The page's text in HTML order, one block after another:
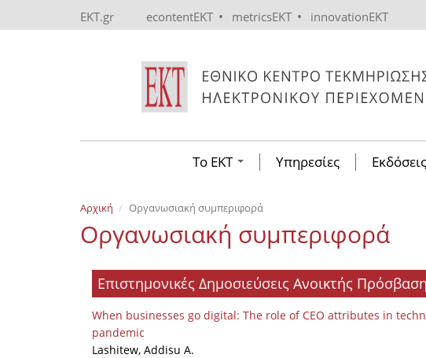
EKT.gr econtentEKT • metricsEKT • innovationEKT
Το ΕΚΤ Υπηρεσίες Εκδόσεις
Αρχική Οργανωσιακή συμπεριφορά
Οργανωσιακή συμπεριφορά
Επιστημονικές Δημοσιεύσεις Ανοικτής
When businesses go digital: The role of CEO attributes in
pandemic
Lashitew, Addisu A.